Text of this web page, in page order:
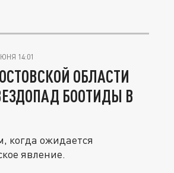
14:01
ОБЛАСТИ
БООТИДЫ В
когда ожидается
явление.